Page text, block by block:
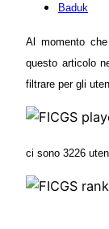
Baduk
Al momento
questo articolo
filtrare per gli
ci sono 3226